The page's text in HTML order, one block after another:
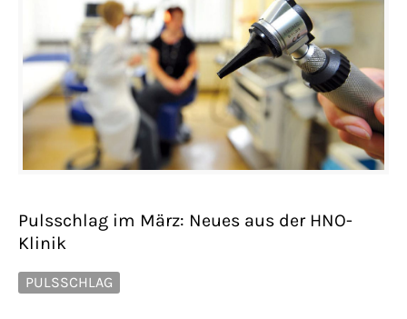
Pulsschlag im März: Neues aus der HNO-
Klinik
PULSSCHLAG